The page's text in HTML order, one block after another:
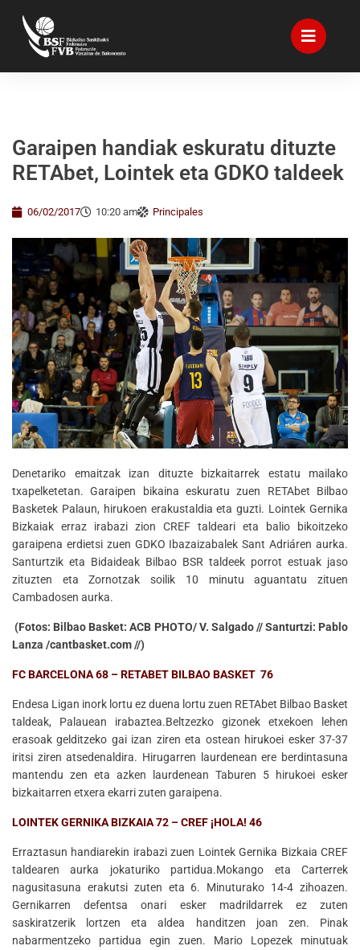
Garaipen handiak eskuratu dituzte
RETAbet, Lointek eta GDKO taldeek
06/02/2017 10:20 am Principales
Denetariko emaitzak izan dituzte bizkaitarrek estatu mailako
txapelketetan. Garaipen bikaina eskuratu zuen RETAbet Bilbao
Basketek Palaun, hirukoen erakustaldia eta guzti. Lointek Gernika
Bizkaiak erraz irabazi zion CREF taldeari eta balio bikoitzeko
garaipena erdietsi zuen GDKO Ibazaizabalek Sant Adriáren aurka.
Santurtzik eta Bidaideak Bilbao BSR taldeek porrot estuak jaso
zituzten eta Zornotzak soilik 10 minutu aguantatu zituen
Cambadosen aurka.
(Fotos: Bilbao Basket: ACB PHOTO/ V. Salgado // Santurtzi: Pablo
Lanza /cantbasket.com //)
FC BARCELONA 68 – RETABET BILBAO BASKET 76
Endesa Ligan inork lortu ez duena lortu zuen RETAbet Bilbao Basket
taldeak, Palauean irabaztea.Beltzezko gizonek etxekoen lehen
erasoak gelditzeko gai izan ziren eta ostean hirukoei esker 37-37
iritsi ziren atsedenaldira. Hirugarren laurdenean ere berdintasuna
mantendu zen eta azken laurdenean Taburen 5 hirukoei esker
bizkaitarren etxera ekarri zuten garaipena.
LOINTEK GERNIKA BIZKAIA 72 – CREF ¡HOLA! 46
Erraztasun handiarekin irabazi zuen Lointek Gernika Bizkaia CREF
taldearen aurka jokaturiko partidua.Mokango eta Carterrek
nagusitasuna erakutsi zuten eta 6. Minuturako 14-4 zihoazen.
Gernikarren defentsa onari esker madrildarrek ez zuten
saskiratzerik lortzen eta aldea handitzen joan zen. Pinak
nabarmentzeko partidua egin zuen. Mario Lopezek minutuak